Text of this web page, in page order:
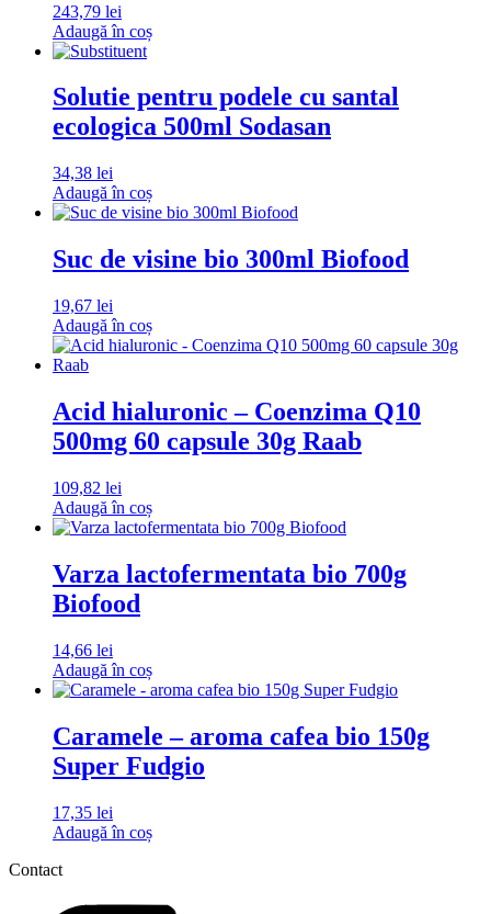
243,79 lei
Adaugă în coș
Solutie pentru podele cu santal
ecologica 500ml Sodasan
34,38 lei
Adaugă în coș
Suc de visine bio 300ml Biofood
19,67 lei
Adaugă în coș
Acid hialuronic – Coenzima Q10
500mg 60 capsule 30g Raab
109,82 lei
Adaugă în coș
Varza lactofermentata bio 700g
Biofood
14,66 lei
Adaugă în coș
Caramele – aroma cafea bio 150g
Super Fudgio
17,35 lei
Adaugă în coș
Contact